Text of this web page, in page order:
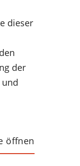
dieser
der
und
öffnen